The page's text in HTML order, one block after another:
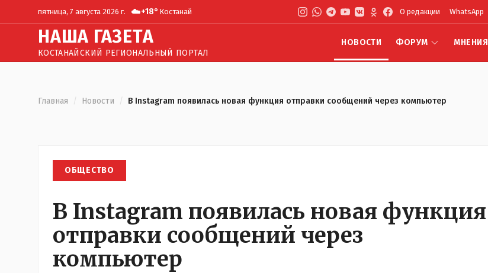
пятница, 7 августа 2026 г. ☁️+18° Костанай О редакции WhatsApp
НАША ГАЗЕТА
КОСТАНАЙСКИЙ РЕГИОНАЛЬНЫЙ ПОРТАЛ
НОВОСТИ ФОРУМ МНЕНИЯ
Главная / Новости / В Instagram появилась новая функция отправки сообщений через компьютер
ОБЩЕСТВО
В Instagram появилась новая функция
отправки сообщений через
компьютер